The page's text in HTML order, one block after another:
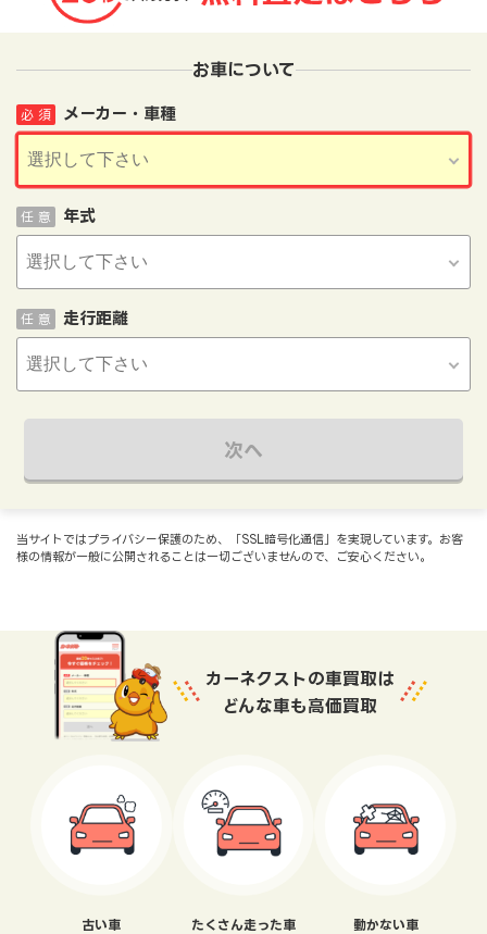
お車について
メーカー・車種
必 須
年式
任 意
走行距離
任 意
次へ
当サイトではプライバシー保護のため、「SSL暗号化通信」を実現しています。お客
様の情報が一般に公開されることは一切ございませんので、ご安心ください。
カーネクストの車買取は
どんな車も高価買取
古い車 たくさん走った車 動かない車